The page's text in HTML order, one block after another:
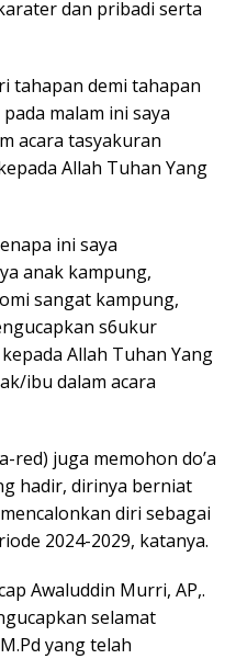
dan pribadi serta
tahapan demi tahapan
malam ini saya
acara tasyakuran
Allah Tuhan Yang
ini saya
anak kampung,
sangat kampung,
s6ukur
Allah Tuhan Yang
ibu dalam acara
red) juga memohon do’a
hadir, dirinya berniat
diri sebagai
2024-2029, katanya.
Awaluddin Murri, AP,.
selamat
yang telah